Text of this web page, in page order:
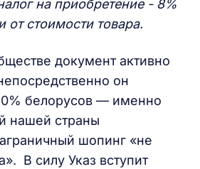
на приобретение - 8%
от стоимости товара.
документ активно
он
белорусов — именно
нашей страны
шопинг «не
В силу Указ вступит